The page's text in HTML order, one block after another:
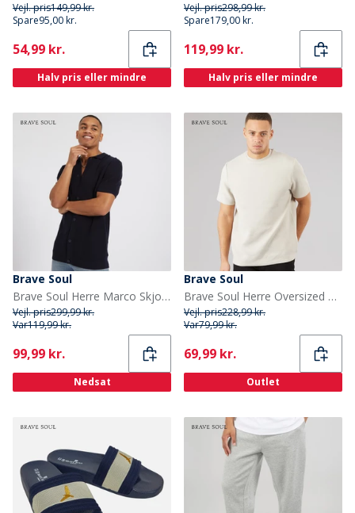
Vejl. pris149,99 kr.
Spare95,00 kr.
Current
54,99 kr.
Halv pris eller mindre
Vejl. pris298,99 kr.
Spare179,00 kr.
Current
119,99 kr.
Halv pris eller mindre
Brave Soul
Brave Soul Herre Marco Skjorter med korte ærmer Flade
Vejl. pris299,99 kr.
Var119,99 kr.
Current
99,99 kr.
Nedsat
Brave Soul
Brave Soul Herre Oversized Fit Standall T-Shirt Lys Taupe
Vejl. pris228,99 kr.
Var79,99 kr.
Current
69,99 kr.
Outlet